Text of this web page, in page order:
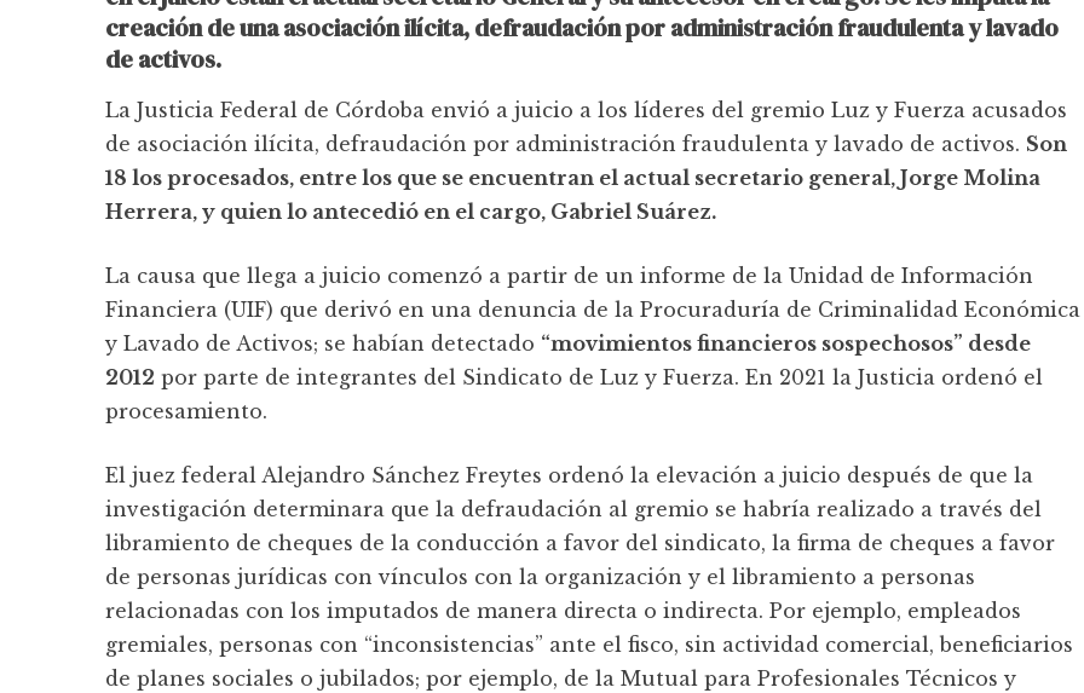
creación de una asociación ilícita, defraudación por administración fraudulenta y lavado
de activos.
La Justicia Federal de Córdoba envió a juicio a los líderes del gremio Luz y Fuerza acusados
de asociación ilícita, defraudación por administración fraudulenta y lavado de activos. Son
18 los procesados, entre los que se encuentran el actual secretario general, Jorge Molina
Herrera, y quien lo antecedió en el cargo, Gabriel Suárez.
La causa que llega a juicio comenzó a partir de un informe de la Unidad de Información
Financiera (UIF) que derivó en una denuncia de la Procuraduría de Criminalidad Económica
y Lavado de Activos; se habían detectado “movimientos financieros sospechosos” desde
2012 por parte de integrantes del Sindicato de Luz y Fuerza. En 2021 la Justicia ordenó el
procesamiento.
El juez federal Alejandro Sánchez Freytes ordenó la elevación a juicio después de que la
investigación determinara que la defraudación al gremio se habría realizado a través del
libramiento de cheques de la conducción a favor del sindicato, la firma de cheques a favor
de personas jurídicas con vínculos con la organización y el libramiento a personas
relacionadas con los imputados de manera directa o indirecta. Por ejemplo, empleados
gremiales, personas con “inconsistencias” ante el fisco, sin actividad comercial, beneficiarios
de planes sociales o jubilados; por ejemplo, de la Mutual para Profesionales Técnicos y